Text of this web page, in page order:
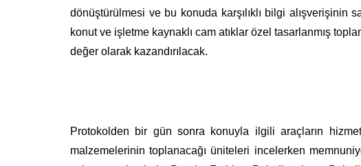
dönüştürülmesi ve bu konuda karşılıklı bilgi alışverişinin
konut ve işletme kaynaklı cam atıklar özel tasarlanmış
değer olarak kazandırılacak.
Protokolden bir gün sonra konuyla ilgili araçların
malzemelerinin toplanacağı üniteleri incelerken